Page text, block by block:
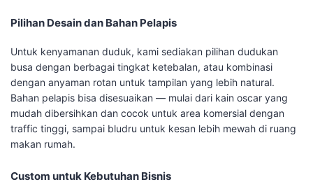
Pilihan Desain dan Bahan Pelapis
Untuk kenyamanan duduk, kami sediakan pilihan dudukan
busa dengan berbagai tingkat ketebalan, atau kombinasi
dengan anyaman rotan untuk tampilan yang lebih natural.
Bahan pelapis bisa disesuaikan — mulai dari kain oscar yang
mudah dibersihkan dan cocok untuk area komersial dengan
traffic tinggi, sampai bludru untuk kesan lebih mewah di ruang
makan rumah.
Custom untuk Kebutuhan Bisnis